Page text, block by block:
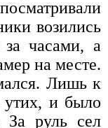
возились
часами, а
на месте.
Лишь к
утих, и было
За руль сел